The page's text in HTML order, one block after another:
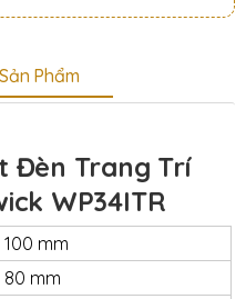
Phẩm
Đèn Trang Trí
WP34ITR
100 mm
80 mm